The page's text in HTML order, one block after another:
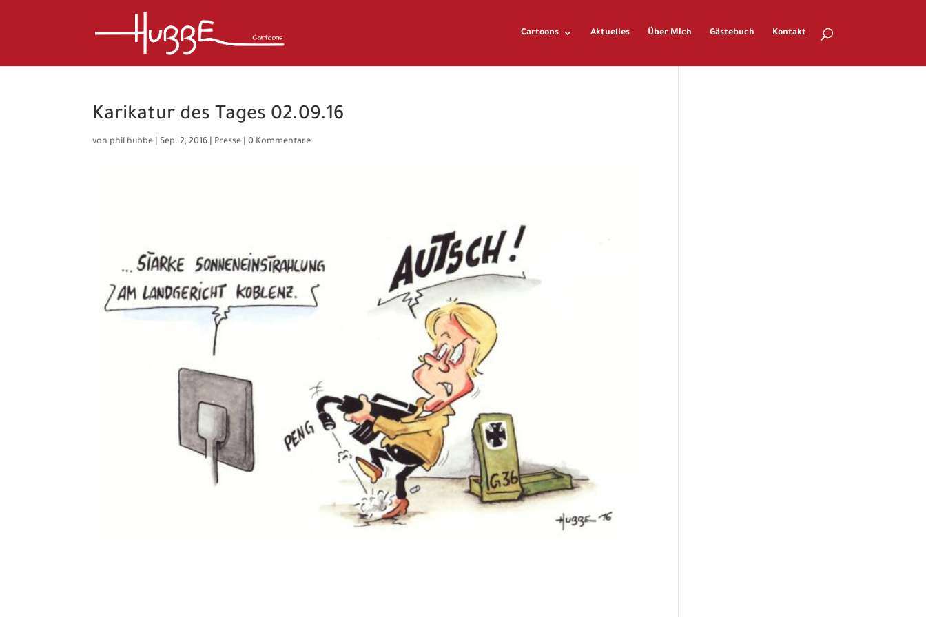
Cartoons Aktuelles Über Mich Gästebuch Kontakt
Karikatur des Tages 02.09.16
von phil hubbe Sep. 2, 2016 Presse |0 Kommentare